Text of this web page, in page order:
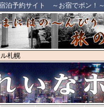
泊予約サイト ～お宿でポン！～
札幌